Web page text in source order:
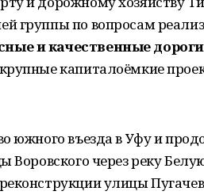
группы по вопросам
и качественные
капиталоёмкие
южного въезда в Уфу и
Воровского через реку
улицы